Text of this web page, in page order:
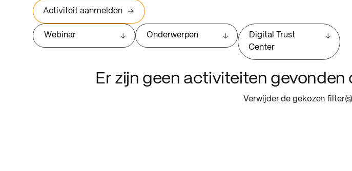
Activiteit aanmelden
Webinar Onderwerpen
Digital Trust
Center
Er zijn geen activiteiten
Verwijder de gekozen